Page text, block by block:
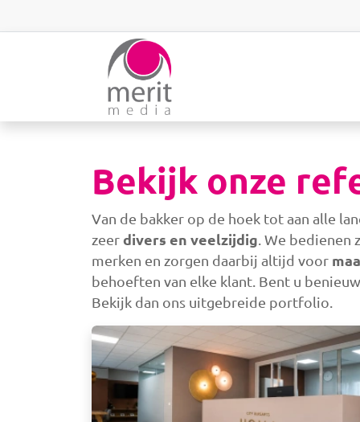
Bekijk onze
Van de bakker op de hoek tot aan alle
zeerdivers en veelzijdig . We
merken en zorgen daarbij altijd voor
behoeften van elke klant. Bent u
Bekijk dan ons uitgebreide portfolio.
Afbeelding